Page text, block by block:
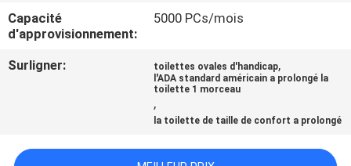
NOUVELLES
CAS
Capacité
d'approvisionnement:
5000 PCs/mois
Surligner: toilettes ovales d'handicap,
l'ADA standard américain a prolongé la
toilette 1 morceau
,
la toilette de taille de confort a prolongé